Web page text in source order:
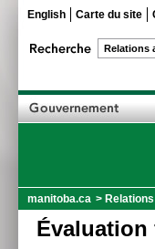
English Carte du site
manitoba.ca >
Évaluation